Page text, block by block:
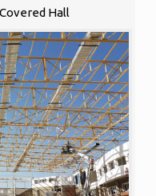
Hall